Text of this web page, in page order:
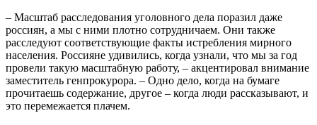
– Масштаб расследования уголовного дела поразил даже
россиян, а мы с ними плотно сотрудничаем. Они также
расследуют соответствующие факты истребления мирного
населения. Россияне удивились, когда узнали, что мы за год
провели такую масштабную работу, – акцентировал внимание
заместитель генпрокурора. – Одно дело, когда на бумаге
прочитаешь содержание, другое – когда люди рассказывают, и
это перемежается плачем.